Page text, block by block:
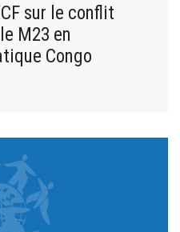
sur le conflit
M23 en
Congo